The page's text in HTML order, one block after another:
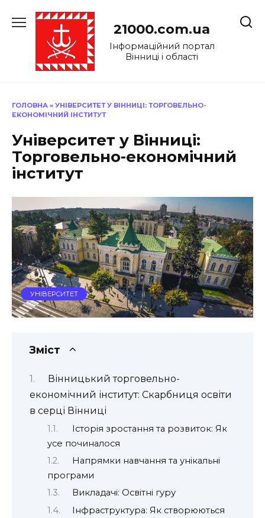
до
21000.com.ua
Інформаційний портал
Вінниці і області
ГОЛОВНА » УНІВЕРСИТЕТ У ВІННИЦІ: ТОРГОВЕЛЬНО-
ЕКОНОМІЧНИЙ ІНСТИТУТ
Університет у Вінниці:
Торговельно-економічний
інститут
УНІВЕРСИТЕТ
Зміст
Вінницький торговельно-
економічний інститут: Скарбниця освіти
в серці Вінниці
Історія зростання та розвиток: Як
усе починалося
Напрямки навчання та унікальні
програми
Викладачі: Освітні гуру
Інфраструктура: Як створюються